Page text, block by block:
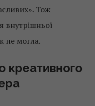
Тож
внутрішньої
не могла.
креативного